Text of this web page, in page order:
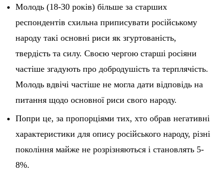
Молодь (18-30 років) більше за старших
респондентів схильна приписувати російському
народу такі основні риси як згуртованість,
твердість та силу. Своєю чергою старші росіяни
частіше згадують про добродушість та терплячість.
Молодь вдвічі частіше не могла дати відповідь на
питання щодо основної риси свого народу.
Попри це, за пропорціями тих, хто обрав негативні
характеристики для опису російського народу, різні
покоління майже не розрізняються і становлять 5-
8%.